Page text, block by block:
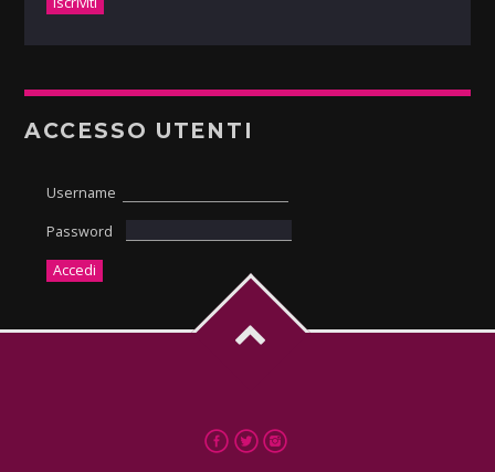
ACCESSO UTENTI
Username
Password